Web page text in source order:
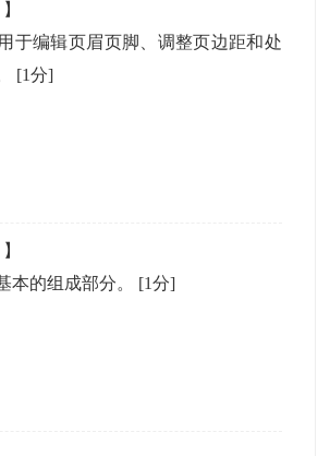
】
于编辑页眉页脚、调整页边距和处
[1分]
】
本的组成部分。 [1分]